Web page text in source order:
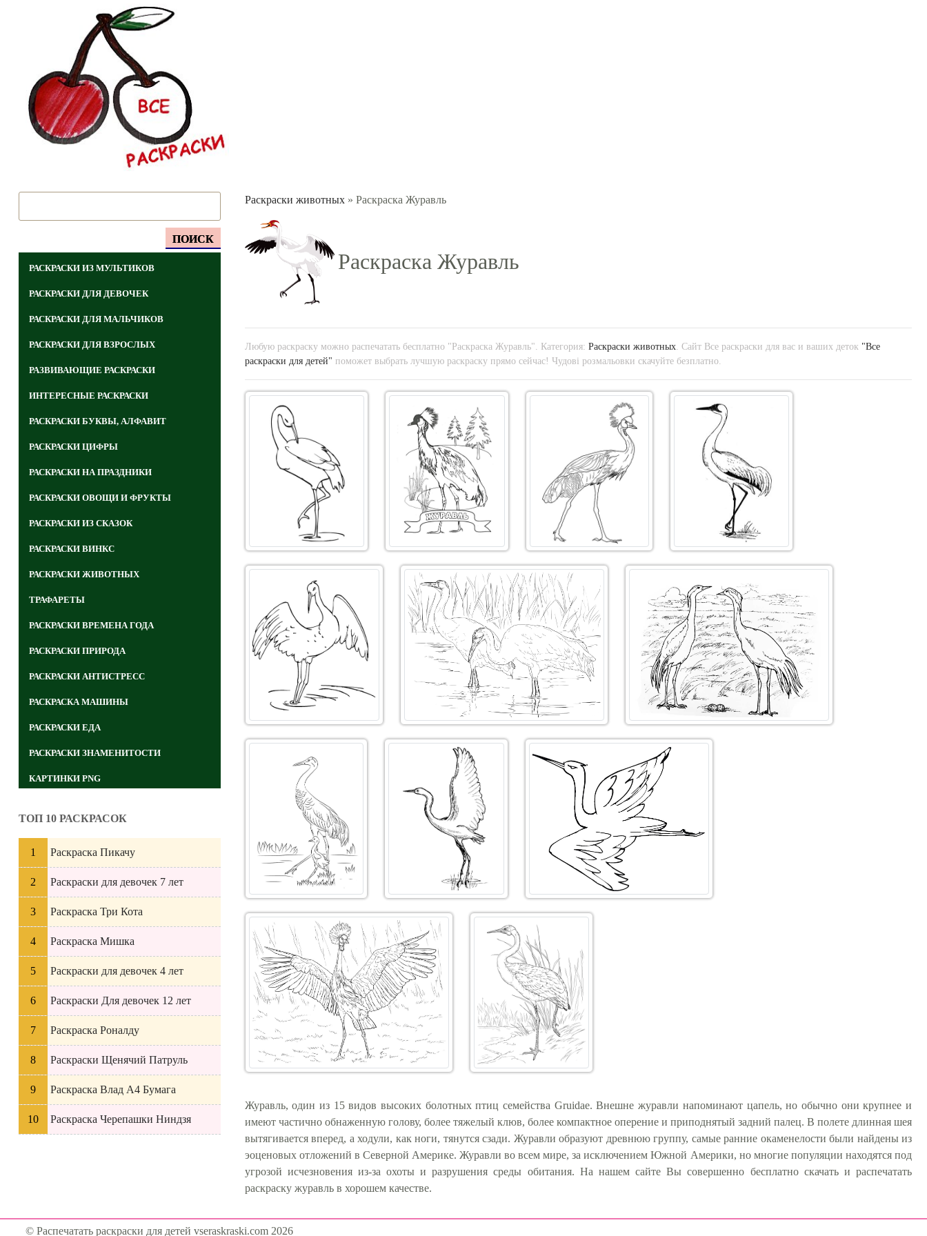
ПОИСК
РАСКРАСКИ ИЗ МУЛЬТИКОВ
РАСКРАСКИ ДЛЯ ДЕВОЧЕК
РАСКРАСКИ ДЛЯ МАЛЬЧИКОВ
РАСКРАСКИ ДЛЯ ВЗРОСЛЫХ
РАЗВИВАЮЩИЕ РАСКРАСКИ
ИНТЕРЕСНЫЕ РАСКРАСКИ
РАСКРАСКИ БУКВЫ, АЛФАВИТ
РАСКРАСКИ ЦИФРЫ
РАСКРАСКИ НА ПРАЗДНИКИ
РАСКРАСКИ ОВОЩИ И ФРУКТЫ
РАСКРАСКИ ИЗ СКАЗОК
РАСКРАСКИ ВИНКС
РАСКРАСКИ ЖИВОТНЫХ
ТРАФАРЕТЫ
РАСКРАСКИ ВРЕМЕНА ГОДА
РАСКРАСКИ ПРИРОДА
РАСКРАСКИ АНТИСТРЕСС
РАСКРАСКА МАШИНЫ
РАСКРАСКИ ЕДА
РАСКРАСКИ ЗНАМЕНИТОСТИ
КАРТИНКИ PNG
ТОП 10 РАСКРАСОК
Раскраска Пикачу
Раскраски для девочек 7 лет
Раскраска Три Кота
Раскраска Мишка
Раскраски для девочек 4 лет
Раскраски Для девочек 12 лет
Раскраска Роналду
Раскраски Щенячий Патруль
Раскраска Влад А4 Бумага
Раскраска Черепашки Ниндзя
Раскраски животных» Раскраска Журавль
Раскраска Журавль
Любую раскраску можно распечатать бесплатно "Раскраска Журавль". Категория: Раскраски животных. Сайт Все раскраски для вас и ваших деток "Все
раскраски для детей" поможет выбрать лучшую раскраску прямо сейчас! Чудові розмальовки скачуйте безплатно.
Журавль, один из 15 видов высоких болотных птиц семейства Gruidae. Внешне журавли напоминают цапель, но обычно они крупнее и
имеют частично обнаженную голову, более тяжелый клюв, более компактное оперение и приподнятый задний палец. В полете длинная шея
вытягивается вперед, а ходули, как ноги, тянутся сзади. Журавли образуют древнюю группу, самые ранние окаменелости были найдены из
эоценовых отложений в Северной Америке. Журавли во всем мире, за исключением Южной Америки, но многие популяции находятся под
угрозой исчезновения из-за охоты и разрушения среды обитания. На нашем сайте Вы совершенно бесплатно скачать и распечатать
раскраску журавль в хорошем качестве.
© Распечатать раскраски для детей vseraskraski.com 2026